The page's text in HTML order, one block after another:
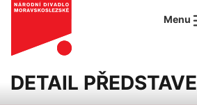
Menu
DETAIL